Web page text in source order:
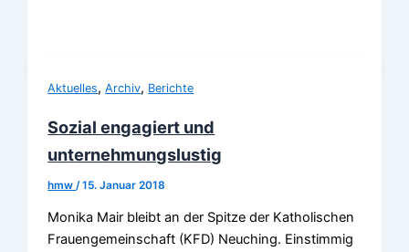
Aktuelles,Archiv, Berichte
Sozial engagiert und
unternehmungslustig
hmw /15. Januar 2018
Monika Mair bleibt an der Spitze der Katholischen
Frauengemeinschaft (KFD) Neuching. Einstimmig